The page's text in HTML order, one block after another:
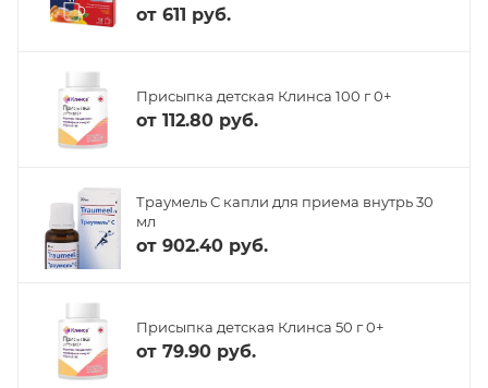
от 611 руб.
Присыпка детская Клинса 100 г 0+
от 112.80 руб.
Траумель С капли для приема внутрь 30
мл
от 902.40 руб.
Присыпка детская Клинса 50 г 0+
от 79.90 руб.